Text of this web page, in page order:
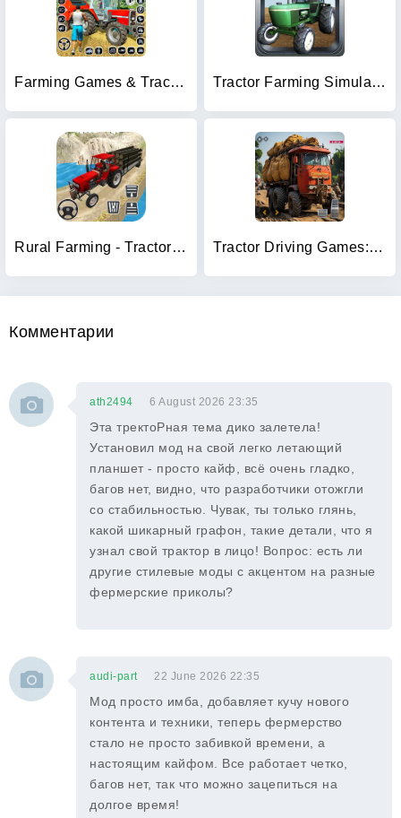
Farming Games & Tractor Games Tractor Farming Simulator 3D
Rural Farming - Tractor games Tractor Driving Games: Farming
Комментарии
ath2494 6 August 2026 23:35
Эта тректоРная тема дико залетела!
Установил мод на свой легко летающий
планшет - просто кайф, всё очень гладко,
багов нет, видно, что разработчики отожгли
со стабильностью. Чувак, ты только глянь,
какой шикарный графон, такие детали, что я
узнал свой трактор в лицо! Вопрос: есть ли
другие стилевые моды с акцентом на разные
фермерские приколы?
audi-part 22 June 2026 22:35
Мод просто имба, добавляет кучу нового
контента и техники, теперь фермерство
стало не просто забивкой времени, а
настоящим кайфом. Все работает четко,
багов нет, так что можно зацепиться на
долгое время!